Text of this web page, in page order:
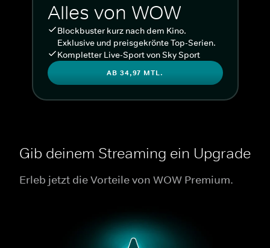
Alles von WOW
Blockbuster kurz nach dem Kino.
Exklusive und preisgekrönte Top-Serien.
Kompletter Live-Sport von Sky Sport
AB 34,97 MTL.
Gib deinem Streaming ein Upgrade
Erleb jetzt die Vorteile von WOW Premium.